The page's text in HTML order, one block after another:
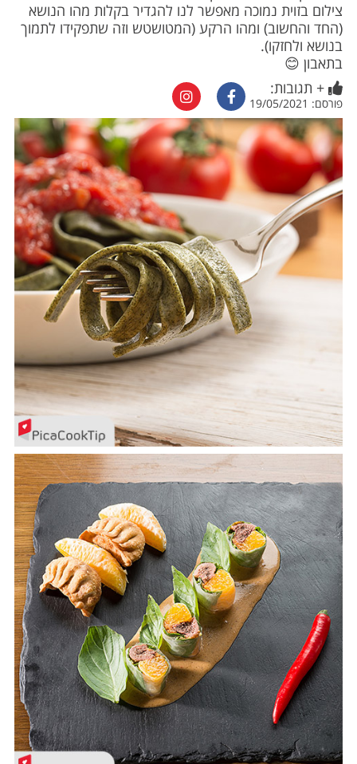
צילום בזוית נמוכה מאפשר לנו להגדיר בקלות מהו הנושא
(החד והחשוב) ומהו הרקע (המטושטש וזה שתפקידו לתמוך
בנושא ולחזקו).
בתאבון 😊
+ תגובות:
פורסם: 19/05/2021